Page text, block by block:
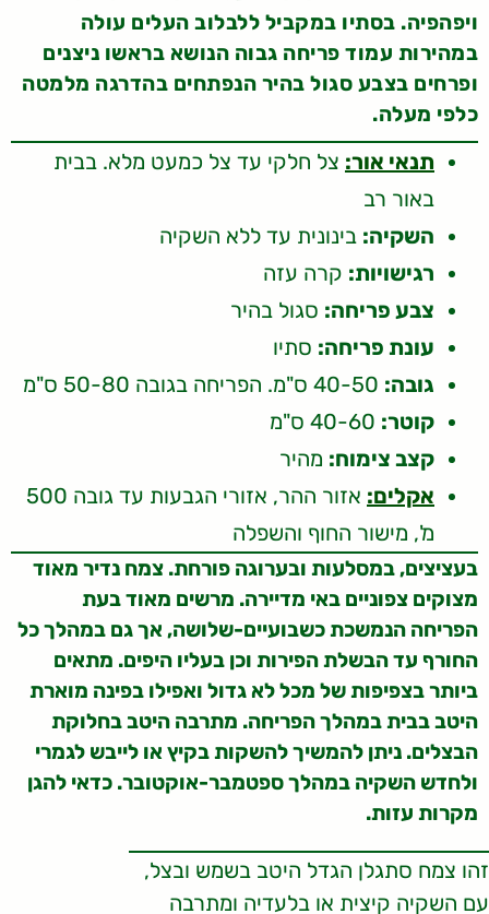
ויפהפיה. בסתיו במקביל ללבלוב העלים עולה
במהירות עמוד פריחה גבוה הנושא בראשו ניצנים
ופרחים בצבע סגול בהיר הנפתחים בהדרגה מלמטה
כלפי מעלה.
תנאי אור: צל חלקי עד צל כמעט מלא. בבית
באור רב
השקיה: בינונית עד ללא השקיה
רגישויות: קרה עזה
צבע פריחה: סגול בהיר
עונת פריחה: סתיו
גובה:
קוטר:
קצב צימוח: מהיר
אקלים:
אזור ההר, אזורי הגבעות עד גובה 500
מ', מישור החוף והשפלה
בעציצים, במסלעות ובערוגה פורחת. צמח נדיר מאוד
מצוקים צפוניים באי מדיירה. מרשים מאוד בעת
הפריחה הנמשכת כשבועיים-שלושה, אך גם במהלך כל
החורף עד הבשלת הפירות וכן בעליו היפים. מתאים
ביותר בצפיפות של מכל לא גדול ואפילו בפינה מוארת
היטב בבית במהלך הפריחה. מתרבה היטב בחלוקת
הבצלים. ניתן להמשיך להשקות בקיץ או לייבש לגמרי
ולחדש השקיה במהלך ספטמבר-אוקטובר. כדאי להגן
מקרות עזות.
זהו צמח סתגלן הגדל היטב בשמש ובצל,
עם השקיה קיצית או בלעדיה ומתרבה